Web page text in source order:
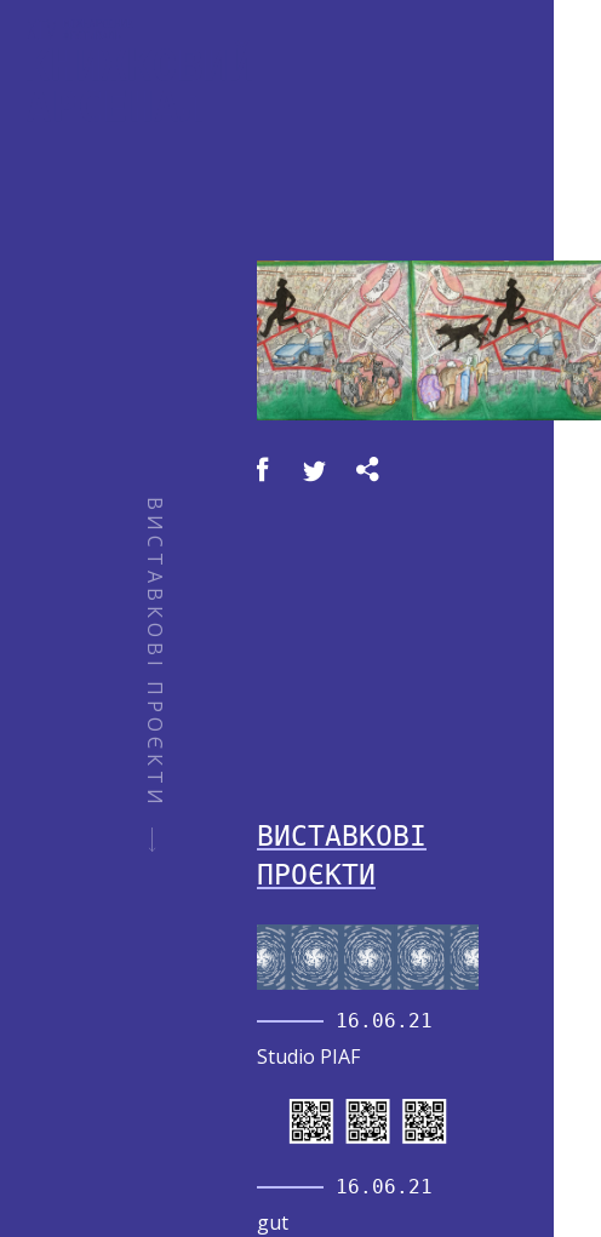
ВИСТАВКОВІ ПРОЄКТИ
ВИСТАВКОВІ
ПРОЄКТИ
16.06.21
Studio PIAF
16.06.21
gut